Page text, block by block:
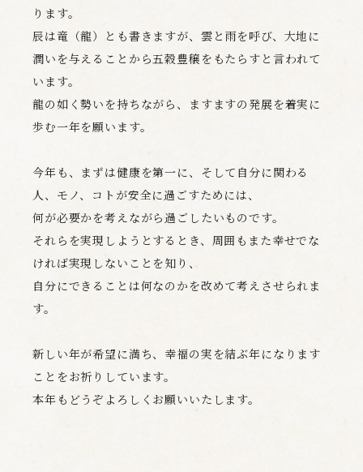
ります。
辰は竜（龍）とも書きますが、雲と雨を呼び、大地に
潤いを与えることから五穀豊穣をもたらすと言われて
います。
龍の如く勢いを持ちながら、ますますの発展を着実に
歩む一年を願います。
今年も、まずは健康を第一に、そして自分に関わる
人、モノ、コトが安全に過ごすためには、
何が必要かを考えながら過ごしたいものです。
それらを実現しようとするとき、周囲もまた幸せでな
ければ実現しないことを知り、
自分にできることは何なのかを改めて考えさせられま
す。
新しい年が希望に満ち、幸福の実を結ぶ年になります
ことをお祈りしています。
本年もどうぞよろしくお願いいたします。